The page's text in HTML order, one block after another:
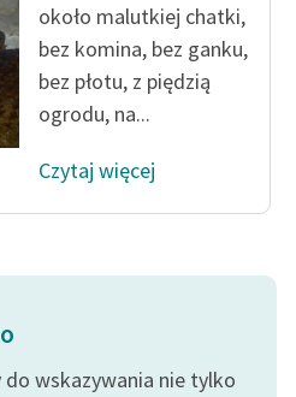
około malutkiej chatki,
bez komina, bez ganku,
bez płotu, z piędzią
ogrodu, na...
Czytaj więcej
wskazywania nie tylko